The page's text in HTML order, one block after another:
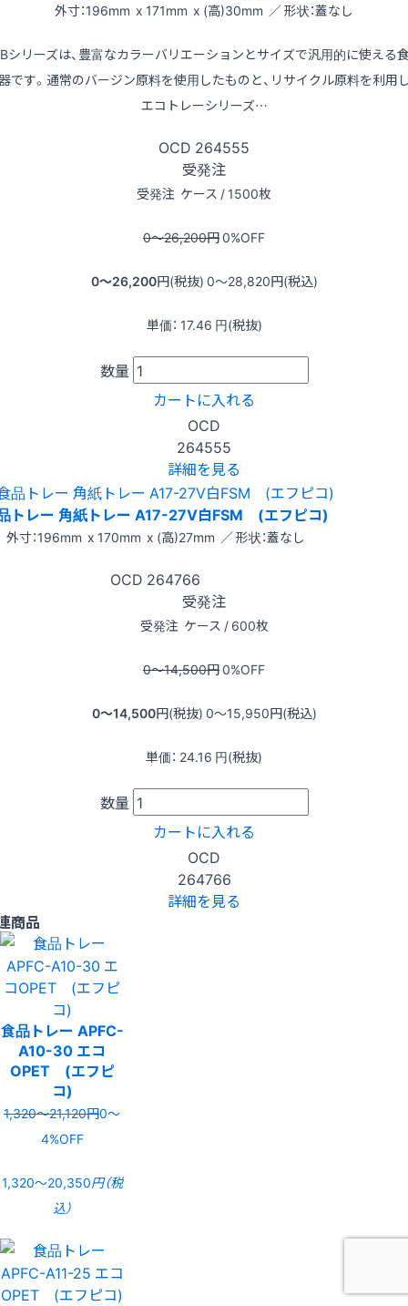
外寸：196mm x 171mm x (高)30mm ／ 形状：蓋なし
シリーズは、豊富なカラーバリエーションとサイズで汎用的に使える
です。通常のバージン原料を使用したものと、リサイクル原料を利用
エコトレーシリーズ…
OCD 264555
受発注
受発注 ケース / 1500枚
0〜26,200円0%OFF
0〜26,200円(税抜) 0〜28,820円(税込)
単価： 17.46 円(税抜)
数量
カートに入れる
OCD
264555
詳細を見る
トレー 角紙トレー A17-27V白FSM (エフピコ)
外寸：196mm x 170mm x (高)27mm ／ 形状：蓋なし
OCD 264766
受発注
受発注 ケース / 600枚
0〜14,500円0%OFF
0〜14,500円(税抜) 0〜15,950円(税込)
単価： 24.16 円(税抜)
数量
カートに入れる
OCD
264766
詳細を見る
商品
食品トレー APFC-
A10-30 エコ
OPET (エフピ
コ)
1,320〜21,120円0〜
4%OFF
1,320〜20,350円（税
込）